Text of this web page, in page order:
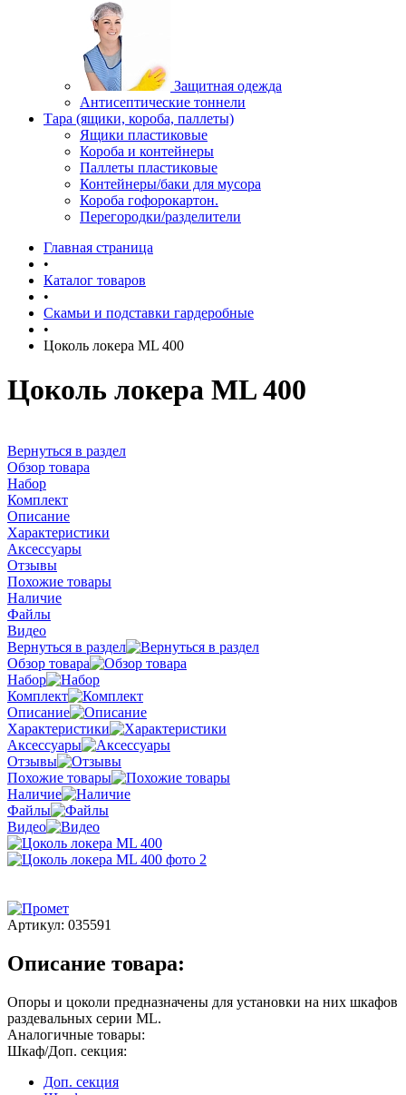
Защитная одежда
Антисептические тоннели
Тара (ящики, короба, паллеты)
Ящики пластиковые
Короба и контейнеры
Паллеты пластиковые
Контейнеры/баки для мусора
Короба гофорокартон.
Перегородки/разделители
Главная страница
•
Каталог товаров
•
Скамьи и подставки гардеробные
•
Цоколь локера ML 400
Цоколь локера ML 400
Вернуться в раздел
Обзор товара
Набор
Комплект
Описание
Характеристики
Аксессуары
Отзывы
Похожие товары
Наличие
Файлы
Видео
Вернуться в раздел
Обзор товара
Набор
Комплект
Описание
Характеристики
Аксессуары
Отзывы
Похожие товары
Наличие
Файлы
Видео
Артикул: 035591
Описание товара:
Опоры и цоколи предназначены для установки на них шкафов
раздевальных серии МL.
Аналогичные товары:
Шкаф/Доп. секция:
Доп. секция